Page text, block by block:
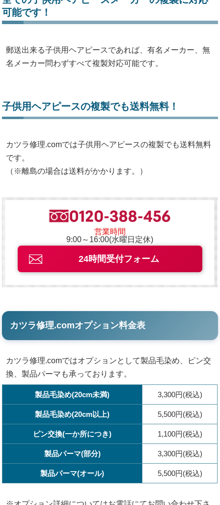
可能です！
郵送出来る子供用ヘアピースであれば、有名メーカー、無
名メーカー問わずすべて複製対応可能です。
子供用ヘアピースの複製でも送料無料！
カツラ修理.comでは子供用ヘアピースの複製でも送料無料
です。
（※離島の場合は送料がかかります。）
営業時間
9:00～16:00(水曜日定休)
24時間受付フォーム
カツラ修理.comオプション料金表
カツラ修理.comではオプションとして製品毛染め、ピン交
換、製品パーマも承っております。
製品毛染め(20cm未満) 3,300円(税込)
製品毛染め(20cm以上) 5,500円(税込)
ピン交換(一か所につき) 1,100円(税込)
製品パーマ(部分) 3,300円(税込)
製品パーマ(オール) 5,500円(税込)